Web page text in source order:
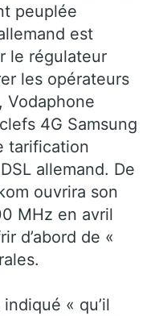
peuplée
est
le régulateur
les opérateurs
Vodaphone
4G Samsung
tarification
allemand. De
ouvrira son
MHz en avril
d’abord de «
« qu’il